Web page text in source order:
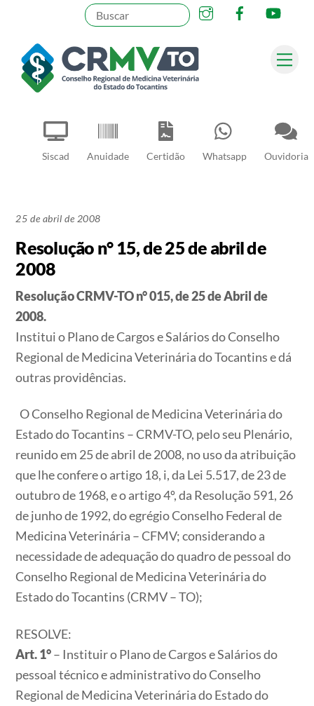
content
Siscad Anuidade Certidão Whatsapp Ouvidoria
InstagramFacebook
Pesquisar
25 de abril de 2008
Resolução n° 15, de 25 de abril de
2008
Resolução CRMV-TO n° 015, de 25 de Abril de
2008.
Institui o Plano de Cargos e Salários do Conselho
Regional de Medicina Veterinária do Tocantins e dá
outras providências.
O Conselho Regional de Medicina Veterinária do
Estado do Tocantins – CRMV-TO, pelo seu Plenário,
reunido em 25 de abril de 2008, no uso da atribuição
que lhe confere o artigo 18, i, da Lei 5.517, de 23 de
outubro de 1968, e o artigo 4º, da Resolução 591, 26
de junho de 1992, do egrégio Conselho Federal de
Medicina Veterinária – CFMV; considerando a
necessidade de adequação do quadro de pessoal do
Conselho Regional de Medicina Veterinária do
Estado do Tocantins (CRMV – TO);
RESOLVE:
Art. 1°– Instituir o Plano de Cargos e Salários do
pessoal técnico e administrativo do Conselho
Regional de Medicina Veterinária do Estado do